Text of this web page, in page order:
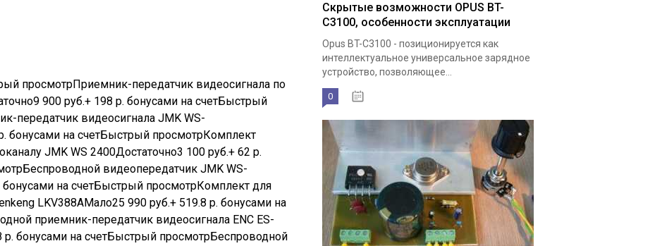
просмотрПриемник-передатчик видеосигнала по
9 900 руб.+ 198 р. бонусами на счетБыстрый
передатчик видеосигнала JMK WS-
бонусами на счетБыстрый просмотрКомплект
JMK WS 2400Достаточно3 100 руб.+ 62 р.
Беспроводной видеопередатчик JMK WS-
бонусами на счетБыстрый просмотрКомплект для
LKV388AМало25 990 руб.+ 519.8 р. бонусами на
приемник-передатчик видеосигнала ENC ES-
р. бонусами на счетБыстрый просмотрБеспроводной
Скрытые возможности OPUS BT-
C3100, особенности эксплуатации
Opus BT-C3100 - позиционируется как
интеллектуальное универсальное зарядное
устройство, позволяющее...
0